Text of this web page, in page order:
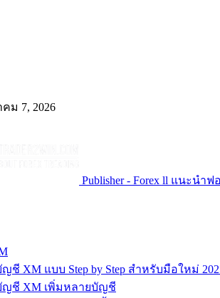
ม 7, 2026
Publisher - Forex ll แนะนำ
ชี XM แบบ Step by Step สำหรับมือใหม่
ญชี XM เพิ่มหลายบัญชี